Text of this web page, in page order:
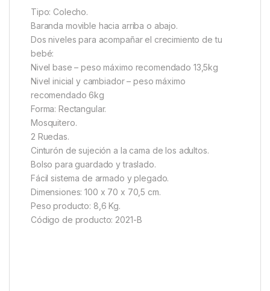
Tipo: Colecho.
Baranda movible hacia arriba o abajo.
Dos niveles para acompañar el crecimiento de tu
bebé:
Nivel base – peso máximo recomendado 13,5kg
Nivel inicial y cambiador – peso máximo
recomendado 6kg
Forma: Rectangular.
Mosquitero.
2 Ruedas.
Cinturón de sujeción a la cama de los adultos.
Bolso para guardado y traslado.
Fácil sistema de armado y plegado.
Dimensiones: 100 x 70 x 70,5 cm.
Peso producto: 8,6 Kg.
Código de producto: 2021-B